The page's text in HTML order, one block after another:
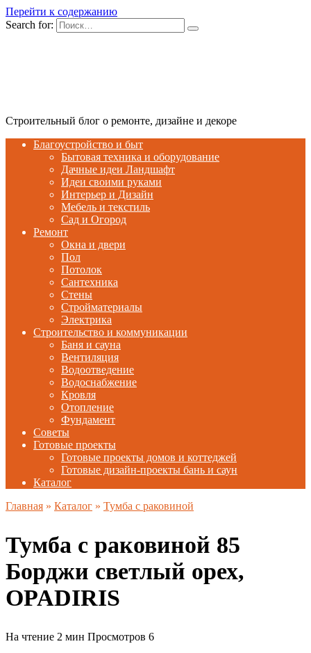
Перейти к содержанию
Search for:
Строительный блог о ремонте, дизайне и декоре
Благоустройство и быт
Бытовая техника и оборудование
Дачные идеи Ландшафт
Идеи своими руками
Интерьер и Дизайн
Мебель и текстиль
Сад и Огород
Ремонт
Окна и двери
Пол
Потолок
Сантехника
Стены
Стройматериалы
Электрика
Строительство и коммуникации
Баня и сауна
Вентиляция
Водоотведение
Водоснабжение
Кровля
Отопление
Фундамент
Советы
Готовые проекты
Готовые проекты домов и коттеджей
Готовые дизайн-проекты бань и саун
Каталог
Главная » Каталог » Тумба с раковиной
Тумба с раковиной 85
Борджи светлый орех,
OPADIRIS
На чтение 2 мин Просмотров 6